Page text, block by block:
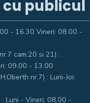
publicul
- 16.30 Vineri: 08.00 -
cam.20 si 21) :
09.00 - 13.00
nr.7) : Luni-Joi:
Luni - Vineri: 08.00 -